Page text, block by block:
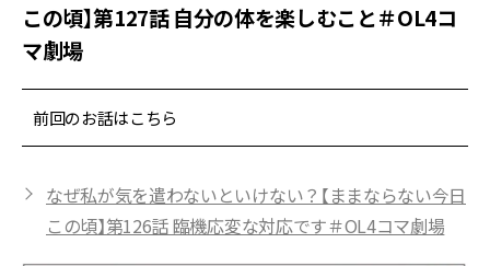
この頃】第127話 自分の体を楽しむこと＃OL4コ
マ劇場
前回のお話はこちら
なぜ私が気を遣わないといけない？【ままならない今日
この頃】第126話 臨機応変な対応です＃OL4コマ劇場